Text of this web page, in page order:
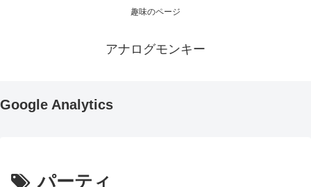
趣味のページ
アナログモンキー
Google Analytics
パーティ